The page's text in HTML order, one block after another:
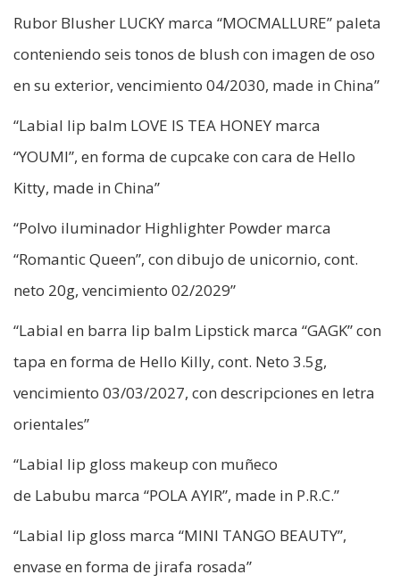
Rubor Blusher LUCKY marca “MOCMALLURE” paleta
conteniendo seis tonos de blush con imagen de oso
en su exterior, vencimiento 04/2030, made in China”
“Labial lip balm LOVE IS TEA HONEY marca
“YOUMI”, en forma de cupcake con cara de Hello
Kitty, made in China”
“Polvo iluminador Highlighter Powder marca
“Romantic Queen”, con dibujo de unicornio, cont.
neto 20g, vencimiento 02/2029”
“Labial en barra lip balm Lipstick marca “GAGK” con
tapa en forma de Hello Killy, cont. Neto 3.5g,
vencimiento 03/03/2027, con descripciones en letra
orientales”
“Labial lip gloss makeup con muñeco
de Labubu marca “POLA AYIR”, made in P.R.C.”
“Labial lip gloss marca “MINI TANGO BEAUTY”,
envase en forma de jirafa rosada”